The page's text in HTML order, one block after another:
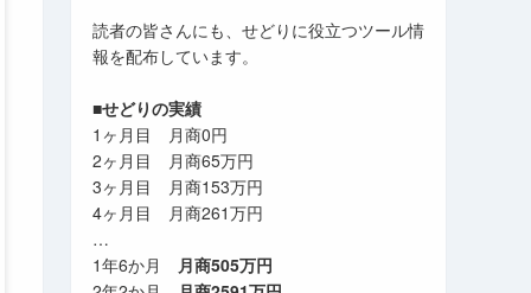
読者の皆さんにも、せどりに役立つツール情
報を配布しています。
■せどりの実績
1ヶ月目 月商0円
2ヶ月目 月商65万円
3ヶ月目 月商153万円
4ヶ月目 月商261万円
…
1年6か月 月商505万円